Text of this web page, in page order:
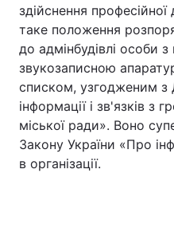
здійснення професійної
таке положення
до адмінбудівлі особи з
звукозаписною
списком, узгодженим з
інформації і зв'язків з
міської ради». Воно
Закону України «Про
в організації.